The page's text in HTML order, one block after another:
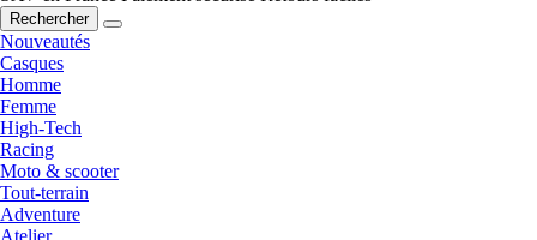
Rechercher
Nouveautés
Casques
Homme
Femme
High-Tech
Racing
Moto & scooter
Tout-terrain
Adventure
Atelier